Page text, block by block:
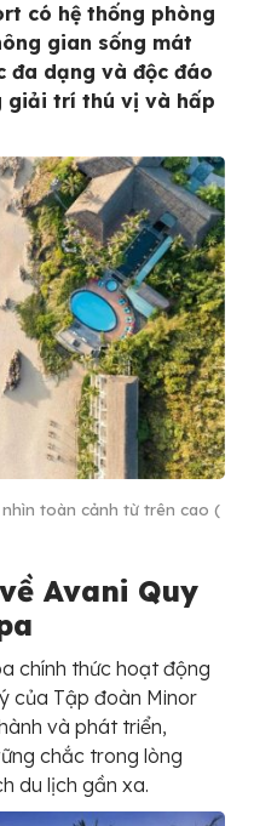
có hệ thống phòng
gian sống mát
đa dạng và độc đáo
giải trí thú vị và hấp
toàn cảnh từ trên cao (
Avani Quy
chính thức hoạt động
của Tập đoàn Minor
và phát triển,
chắc trong lòng
du lịch gần xa.